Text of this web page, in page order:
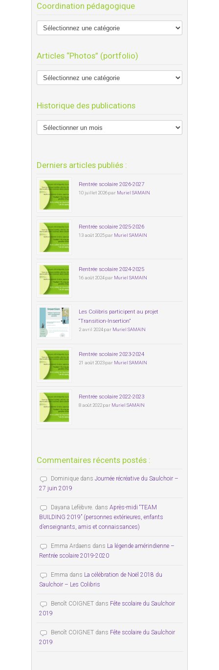
Coordination pédagogique
Articles “Photos” (portfolio)
Historique des publications
Derniers articles publiés :
Rentrée scolaire 2026-2027
10 juillet 2026 par Muriel SAMAIN
Rentrée scolaire 2025-2026
13 août 2025 par Muriel SAMAIN
Rentrée scolaire 2024-2025
16 août 2024 par Muriel SAMAIN
Les Colibris participent au projet
“Transition-Insertion”
2 avril 2024 par Muriel SAMAIN
Rentrée scolaire 2023-2024
21 août 2023 par Muriel SAMAIN
Rentrée scolaire 2022-2023
8 août 2022 par Muriel SAMAIN
Commentaires récents postés :
Dominique dans Journée récréative du Saulchoir –
27 juin 2019
Dayana Lefèbvre. dans Après-midi “TEAM
BUILDING 2019” (personnes extérieures, enfants
d’enseignants, amis et connaissances)
Emma Ardaens dans La légende amérindienne –
Rentrée scolaire 2019-2020
Emma dans La célébration de Noël 2018 du
Saulchoir – Les Colibris
Benoît COIGNET dans Fête scolaire du Saulchoir
2019
Benoît COIGNET dans Fête scolaire du Saulchoir
2019